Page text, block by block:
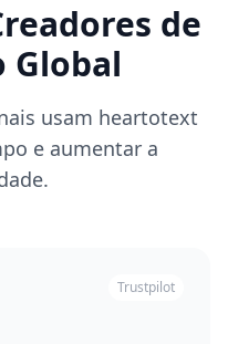
de
Global
usam heartotext
e aumentar a
Trustpilot